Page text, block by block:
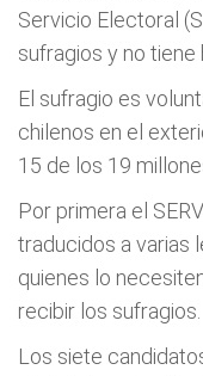
Servicio Electoral
sufragios y no tiene
El sufragio es
chilenos en el
15 de los 19
Por primera el
traducidos a varias
quienes lo
recibir los sufragios.
Los siete